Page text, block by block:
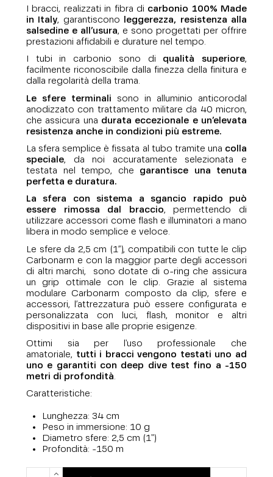
I bracci, realizzati in fibra di carbonio 100% Made
in Italy, garantiscono leggerezza, resistenza alla
salsedine e all’usura, e sono progettati per offrire
prestazioni affidabili e durature nel tempo.
I tubi in carbonio sono di qualità superiore,
facilmente riconoscibile dalla finezza della finitura e
dalla regolarità della trama.
Le sfere terminali sono in alluminio anticorodal
anodizzato con trattamento militare da 40 micron,
che assicura una durata eccezionale e un’elevata
resistenza anche in condizioni più estreme.
La sfera semplice è fissata al tubo tramite una colla
speciale, da noi accuratamente selezionata e
testata nel tempo, che garantisce una tenuta
perfetta e duratura.
La sfera con sistema a sgancio rapido può
essere rimossa dal braccio, permettendo di
utilizzare accessori come flash e illuminatori a mano
libera in modo semplice e veloce.
Le sfere da 2,5 cm (1”), compatibili con tutte le clip
Carbonarm e con la maggior parte degli accessori
di altri marchi, sono dotate di o-ring che assicura
un grip ottimale con le clip. Grazie al sistema
modulare Carbonarm composto da clip, sfere e
accessori, l’attrezzatura può essere configurata e
personalizzata con luci, flash, monitor e altri
dispositivi in base alle proprie esigenze.
Ottimi sia per l'uso professionale che
amatoriale, tutti i bracci vengono testati uno ad
uno e garantiti con deep dive test fino a -150
metri di profondità.
Caratteristiche:
Lunghezza: 34 cm
Peso in immersione: 10 g
Diametro sfere: 2,5 cm (1")
Profondità: -150 m